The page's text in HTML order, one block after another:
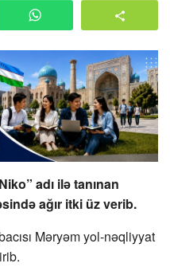
adı ilə tanınan
ağır itki üz verib.
Məryəm yol-nəqliyyat